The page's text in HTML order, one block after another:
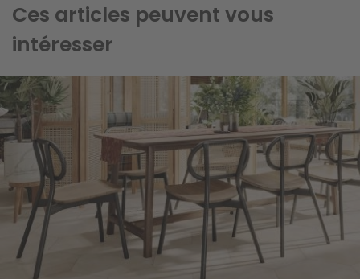
Ces articles peuvent vous
intéresser
Image